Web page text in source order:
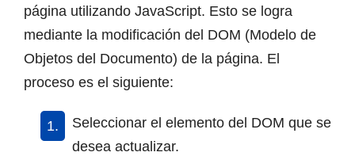
página utilizando JavaScript. Esto se logra
mediante la modificación del DOM (Modelo de
Objetos del Documento) de la página. El
proceso es el siguiente:
Seleccionar el elemento del DOM que se
desea actualizar.